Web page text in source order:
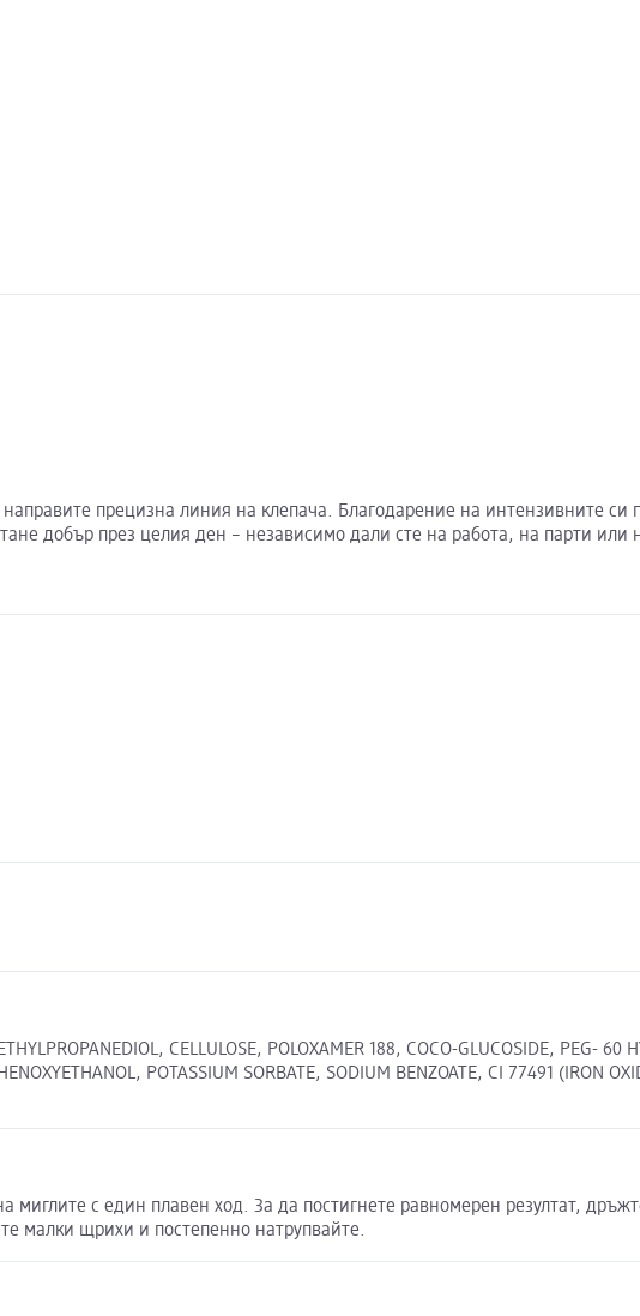
прецизна линия на клепача. Благодарение на интензивните си
добър през целия ден – независимо дали сте на работа, на парти или
CELLULOSE, POLOXAMER 188, COCO-GLUCOSIDE, PEG- 60
POTASSIUM SORBATE, SODIUM BENZOATE, CI 77491 (IRON
с един плавен ход. За да постигнете равномерен резултат,
малки щрихи и постепенно натрупвайте.